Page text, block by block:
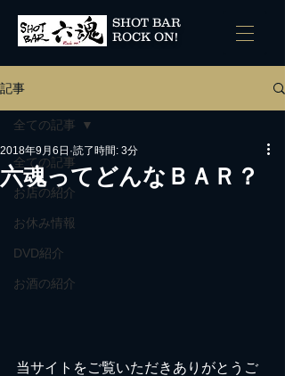
SHOT BAR
ROCK ON!
記事
全ての記事
お店の紹介
お休み情報
DVD紹介
お酒の紹介
全ての記事
六魂ってどんなＢＡＲ？
2018年9月6日 読了時間: 3分
当サイトをご覧いただきありがとうご